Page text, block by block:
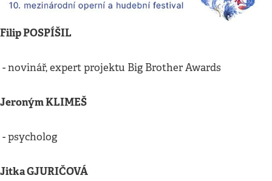
Filip POSPÍŠIL
- novinář, expert projektu Big Brother Awards
Jeroným KLIMEŠ
- psycholog
Jitka GJURIČOVÁ